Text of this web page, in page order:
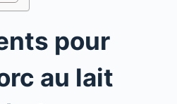
pour
au lait